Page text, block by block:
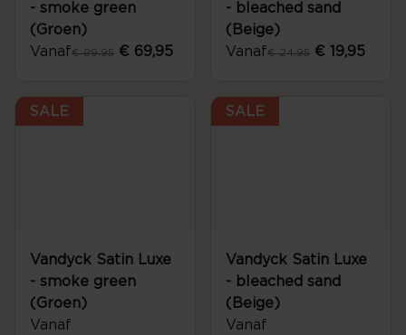
- smoke green
(Groen)
Vanaf€ 99,95 € 69,95
- bleached sand
(Beige)
Vanaf€ 24,95 € 19,95
SALE
Vandyck Satin Luxe
- smoke green
(Groen)
Vanaf
SALE
Vandyck Satin Luxe
- bleached sand
(Beige)
Vanaf